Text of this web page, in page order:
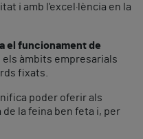
i amb l'excel·lència en la
el funcionament de
àmbits empresarials
fixats.
poder oferir als
la feina ben feta i, per